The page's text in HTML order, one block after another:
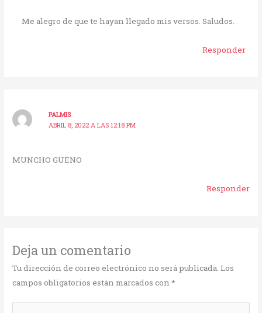
Me alegro de que te hayan llegado mis versos. Saludos.
Responder
PALMIS
ABRIL 8, 2022 A LAS 12:18 PM
MUNCHO GÜENO
Responder
Deja un comentario
Tu dirección de correo electrónico no será publicada. Los
campos obligatorios están marcados con*